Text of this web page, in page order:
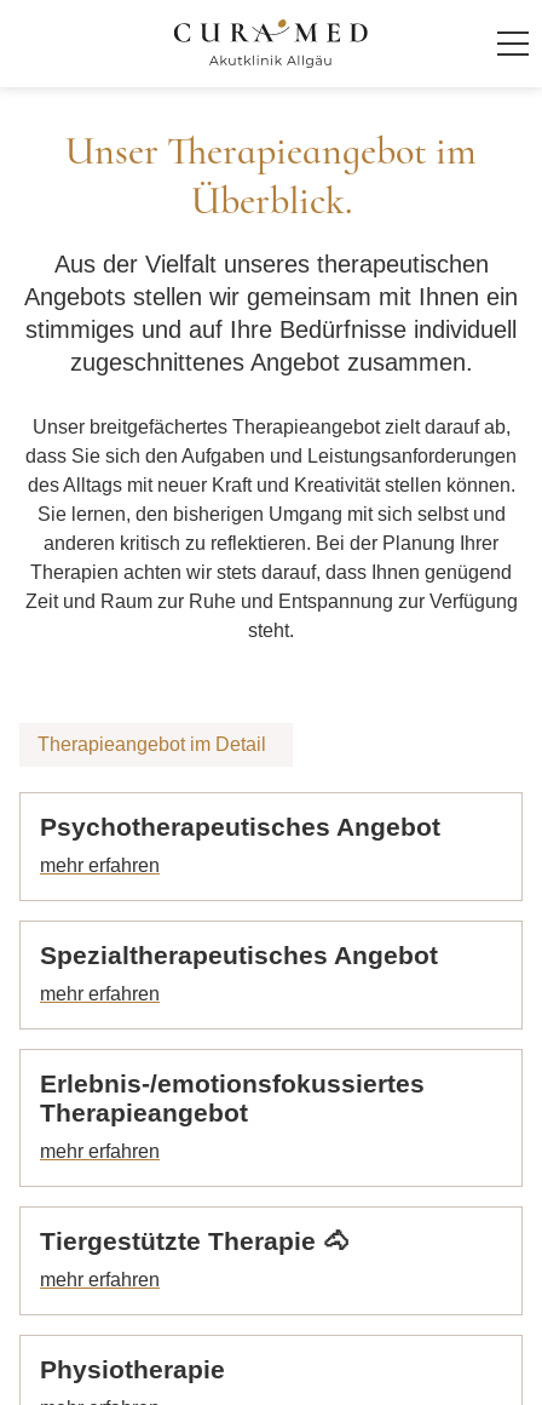
Behandlung und Therapie
Individuelles Behandlungskonzept
Diagnostik
Sozialdienst und Nachsorgemanagement
Behandlungsschwerpunkte
Behandlungsspektrum
Therapieangebot
Psychotherapeutisches Angebot
Tiergestützte Therapie 🐴
Bewegungsangebot
Pharmakotherapie
Ambiente
Anmeldung und Kontakt
Für Zuweiser
CuraMedKlinikgruppe
Karriere
Unser Therapieangebot im
Überblick.
Aus der Vielfalt unseres therapeutischen
Angebots stellen wir gemeinsam mit Ihnen ein
stimmiges und auf Ihre Bedürfnisse individuell
zugeschnittenes Angebot zusammen.
Unser breitgefächertes Therapieangebot zielt darauf ab,
dass Sie sich den Aufgaben und Leistungsanforderungen
des Alltags mit neuer Kraft und Kreativität stellen können.
Sie lernen, den bisherigen Umgang mit sich selbst und
anderen kritisch zu reflektieren. Bei der Planung Ihrer
Therapien achten wir stets darauf, dass Ihnen genügend
Zeit und Raum zur Ruhe und Entspannung zur Verfügung
steht.
Therapieangebot im Detail
Psychotherapeutisches Angebot
Spezialtherapeutisches Angebot
Erlebnis-/emotionsfokussiertes
Therapieangebot
Tiergestützte Therapie 🐴
Physiotherapie